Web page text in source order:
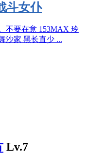
斗女仆
不要在意 153MAX 玲
沙家 黑长直少 ...
Lv.7